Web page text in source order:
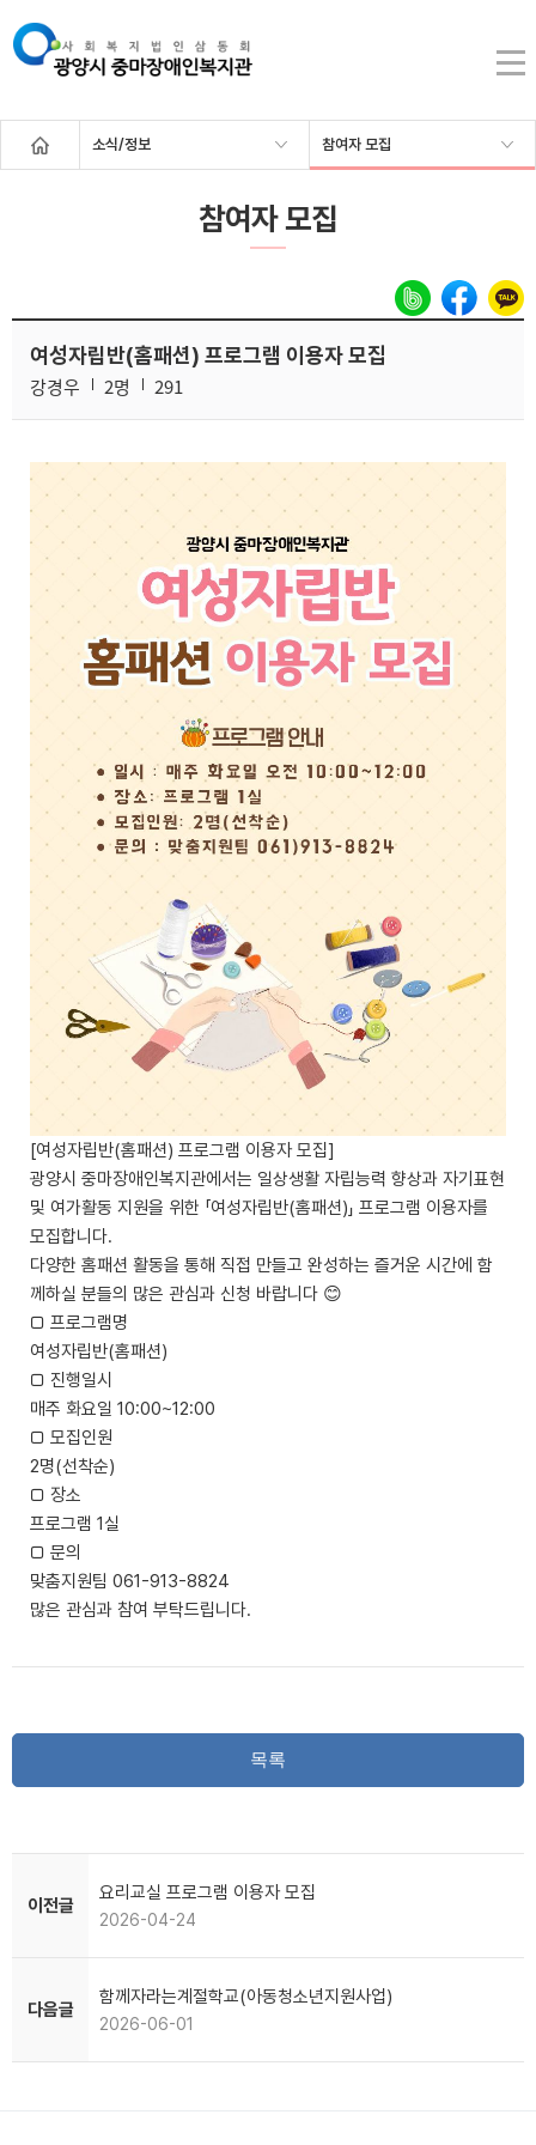
소식/정보 참여자 모집
참여자 모집
여성자립반(홈패션) 프로그램 이용자 모집
강경우 2명 291
[여성자립반(홈패션) 프로그램 이용자 모집]
광양시 중마장애인복지관에서는 일상생활 자립능력 향상과 자기표현
및 여가활동 지원을 위한 「여성자립반(홈패션)」 프로그램 이용자를
모집합니다.
다양한 홈패션 활동을 통해 직접 만들고 완성하는 즐거운 시간에 함
께하실 분들의 많은 관심과 신청 바랍니다 😊
□ 프로그램명
여성자립반(홈패션)
□ 진행일시
매주 화요일 10:00~12:00
□ 모집인원
2명(선착순)
□ 장소
프로그램 1실
□ 문의
맞춤지원팀 061-913-8824
많은 관심과 참여 부탁드립니다.
목록
이전글
요리교실 프로그램 이용자 모집
2026-04-24
다음글
함께자라는계절학교(아동청소년지원사업)
2026-06-01